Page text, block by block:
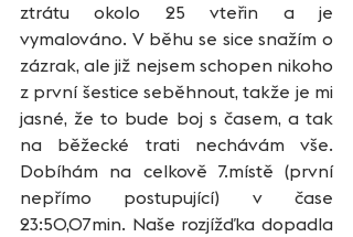
ztrátu okolo 25 vteřin a je
vymalováno. V běhu se sice snažím o
zázrak, ale již nejsem schopen nikoho
z první šestice seběhnout, takže je mi
jasné, že to bude boj s časem, a tak
na běžecké trati nechávám vše.
Dobíhám na celkově 7.místě (první
nepřímo postupující) v čase
23:50,07min. Naše rozjížďka dopadla